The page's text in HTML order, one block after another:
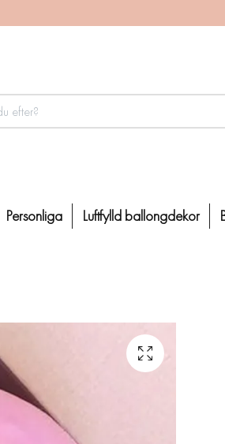
Personliga Luftfylld ballongdekor